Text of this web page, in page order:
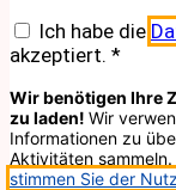
Ich habe die
akzeptiert. *
Wir benötigen Ihre
zu laden! Wir
Informationen zu
Aktivitäten
stimmen Sie der